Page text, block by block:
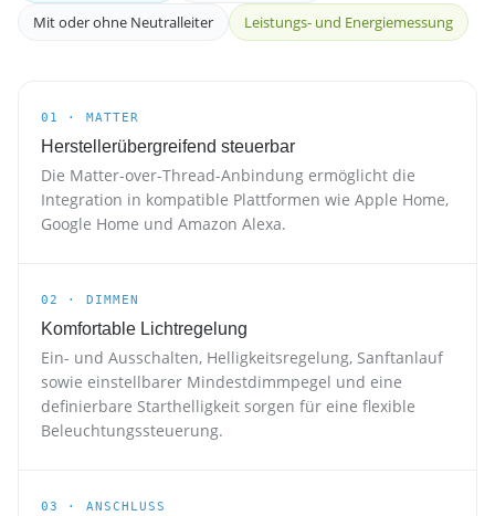
Mit oder ohne Neutralleiter
Leistungs- und Energiemessung
01 · MATTER
Herstellerübergreifend steuerbar
Die Matter-over-Thread-Anbindung ermöglicht die
Integration in kompatible Plattformen wie Apple Home,
Google Home und Amazon Alexa.
02 · DIMMEN
Komfortable Lichtregelung
Ein- und Ausschalten, Helligkeitsregelung, Sanftanlauf
sowie einstellbarer Mindestdimmpegel und eine
definierbare Starthelligkeit sorgen für eine flexible
Beleuchtungssteuerung.
03 · ANSCHLUSS